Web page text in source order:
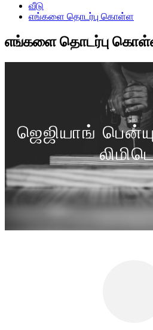
வீடு
எங்களை தொடர்பு கொள்ள
எங்களை தொடர்பு
ஜெஜியாங்